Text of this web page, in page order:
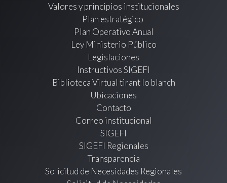
Valores y principios institucionales
Plan estratégico
Plan Operativo Anual
Ley Ministerio Público
Legislaciones
Instructivos SIGEFI
Biblioteca Virtual tirant lo blanch
Ubicaciones
Contacto
Correo institucional
SIGEFI
SIGEFI Regionales
Transparencia
Solicitud de Necesidades Regionales